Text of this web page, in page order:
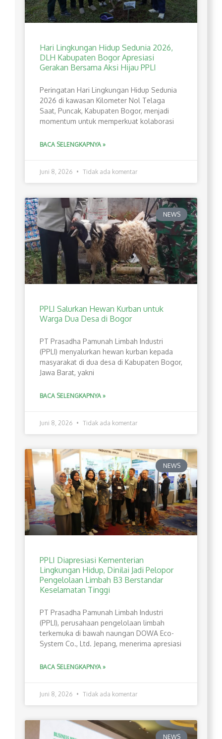
Hari Lingkungan Hidup Sedunia 2026,
DLH Kabupaten Bogor Apresiasi
Gerakan Bersama Aksi Hijau PPLI
Peringatan Hari Lingkungan Hidup Sedunia
2026 di kawasan Kilometer Nol Telaga
Saat, Puncak, Kabupaten Bogor, menjadi
momentum untuk memperkuat kolaborasi
BACA SELENGKAPNYA »
Juni 8, 2026 Tidak ada komentar
NEWS
PPLI Salurkan Hewan Kurban untuk
Warga Dua Desa di Bogor
PT Prasadha Pamunah Limbah Industri
(PPLI) menyalurkan hewan kurban kepada
masyarakat di dua desa di Kabupaten Bogor,
Jawa Barat, yakni
BACA SELENGKAPNYA »
Juni 8, 2026 Tidak ada komentar
NEWS
PPLI Diapresiasi Kementerian
Lingkungan Hidup, Dinilai Jadi Pelopor
Pengelolaan Limbah B3 Berstandar
Keselamatan Tinggi
PT Prasadha Pamunah Limbah Industri
(PPLI), perusahaan pengelolaan limbah
terkemuka di bawah naungan DOWA Eco-
System Co., Ltd. Jepang, menerima apresiasi
BACA SELENGKAPNYA »
Juni 8, 2026 Tidak ada komentar
NEWS